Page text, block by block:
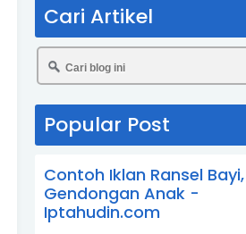
Cari Artikel
Popular Post
Contoh Iklan Ransel Bayi,
Gendongan Anak -
Iptahudin.com